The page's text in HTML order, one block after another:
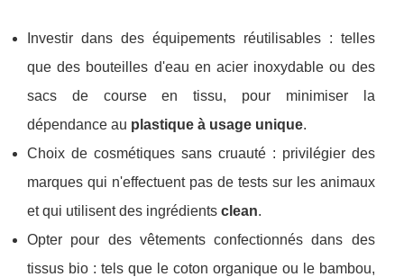
Investir dans des équipements réutilisables : telles
que des bouteilles d'eau en acier inoxydable ou des
sacs de course en tissu, pour minimiser la
dépendance au plastique à usage unique.
Choix de cosmétiques sans cruauté : privilégier des
marques qui n'effectuent pas de tests sur les animaux
et qui utilisent des ingrédients clean.
Opter pour des vêtements confectionnés dans des
tissus bio : tels que le coton organique ou le bambou,